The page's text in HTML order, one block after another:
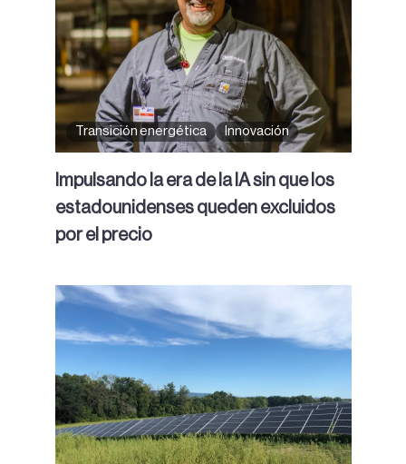
Transición energética Innovación
Impulsando la era de la IA sin que los
estadounidenses queden excluidos
por el precio